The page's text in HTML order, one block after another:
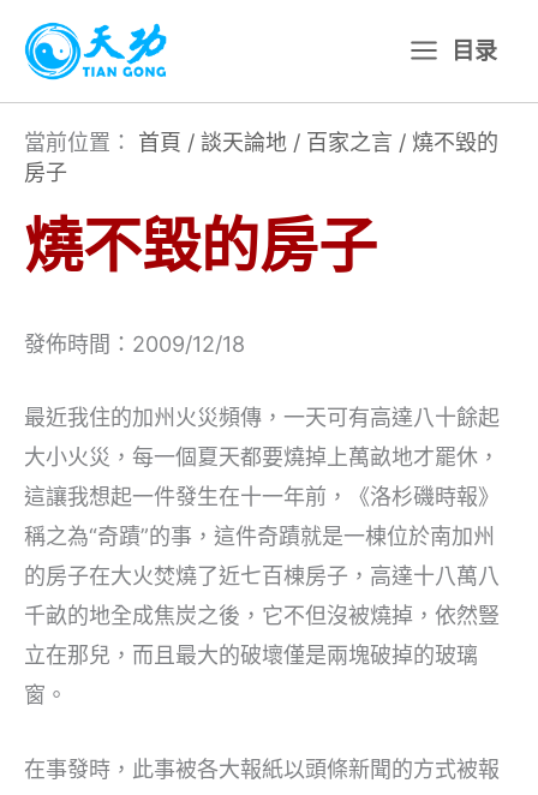
主
目录
當前位置： 首頁 / 談天論地 / 百家之言 / 燒不毀的
房子
燒不毀的房子
發佈時間：2009/12/18
最近我住的加州火災頻傳，一天可有高達八十餘起
大小火災，每一個夏天都要燒掉上萬畝地才罷休，
這讓我想起一件發生在十一年前，《洛杉磯時報》
稱之為“奇蹟”的事，這件奇蹟就是一棟位於南加州
的房子在大火焚燒了近七百棟房子，高達十八萬八
千畝的地全成焦炭之後，它不但沒被燒掉，依然豎
立在那兒，而且最大的破壞僅是兩塊破掉的玻璃
窗。
在事發時，此事被各大報紙以頭條新聞的方式被報